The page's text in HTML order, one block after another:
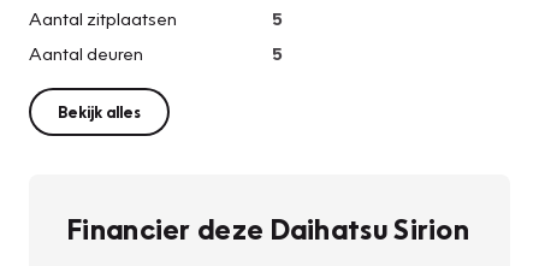
Aantal zitplaatsen
5
Aantal deuren
5
Bekijk alles
Financier deze Daihatsu Sirion